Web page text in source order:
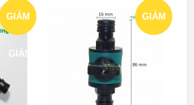
GIẢM
GIÁ!
GIẢM